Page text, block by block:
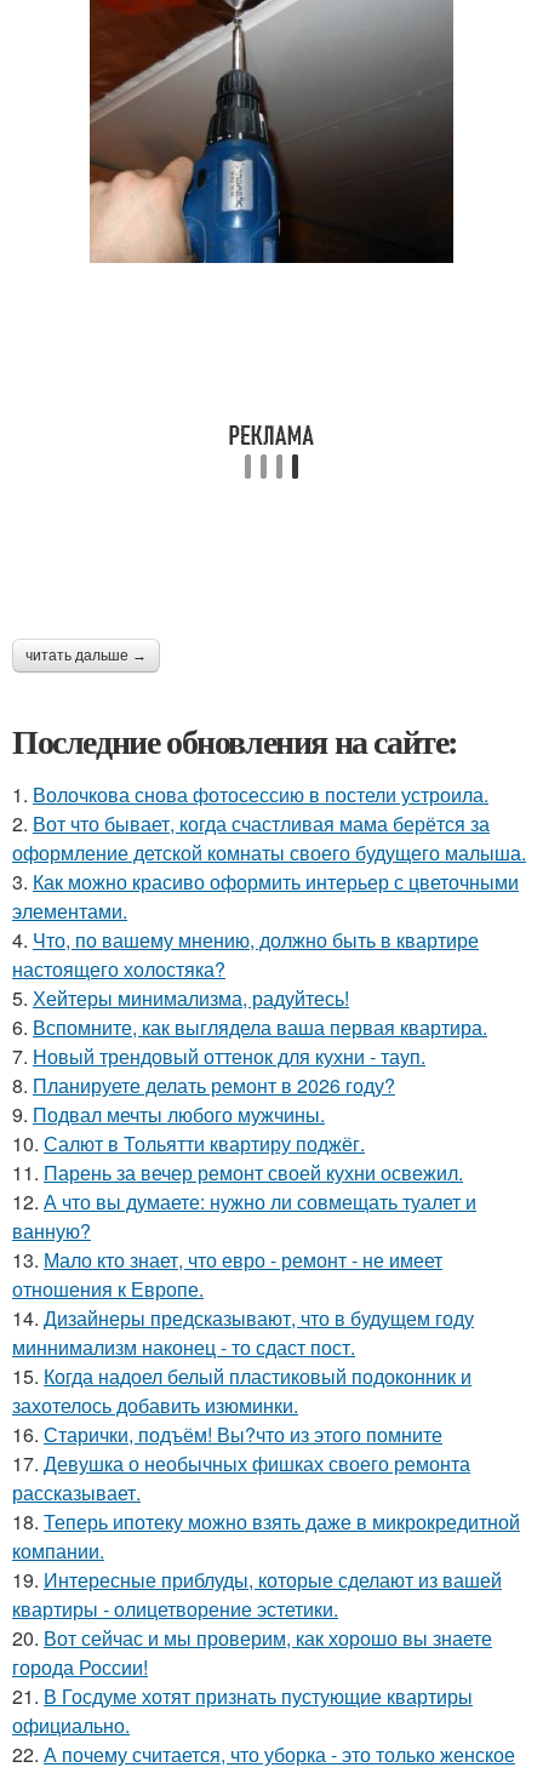
читать дальше →
Последние обновления на сайте:
1. Волочкова снова фотосессию в постели устроила.
2. Вот что бывает, когда счастливая мама берётся за
оформление детской комнаты своего будущего малыша.
3. Как можно красиво оформить интерьер с цветочными
элементами.
4. Что, по вашему мнению, должно быть в квартире
настоящего холостяка?
5. Хейтеры минимализма, радуйтесь!
6. Вспомните, как выглядела ваша первая квартира.
7. Новый трендовый оттенок для кухни - тауп.
8. Планируете делать ремонт в 2026 году?
9. Подвал мечты любого мужчины.
10. Салют в Тольятти квартиру поджёг.
11. Парень за вечер ремонт своей кухни освежил.
12. А что вы думаете: нужно ли совмещать туалет и
ванную?
13. Мало кто знает, что евро - ремонт - не имеет
отношения к Европе.
14. Дизайнеры предсказывают, что в будущем году
миннимализм наконец - то сдаст пост.
15. Когда надоел белый пластиковый подоконник и
захотелось добавить изюминки.
16. Старички, подъём! Вы?что из этого помните
17. Девушка о необычных фишках своего ремонта
рассказывает.
18. Теперь ипотеку можно взять даже в микрокредитной
компании.
19. Интересные приблуды, которые сделают из вашей
квартиры - олицетворение эстетики.
20. Вот сейчас и мы проверим, как хорошо вы знаете
города России!
21. В Госдуме хотят признать пустующие квартиры
официально.
22. А почему считается, что уборка - это только женское